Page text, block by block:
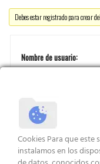
Debes estar registrado para crear
Nombre de usuario:
Contraseña:
Recordar mi contraseña
Cookies Para que
instalamos en los